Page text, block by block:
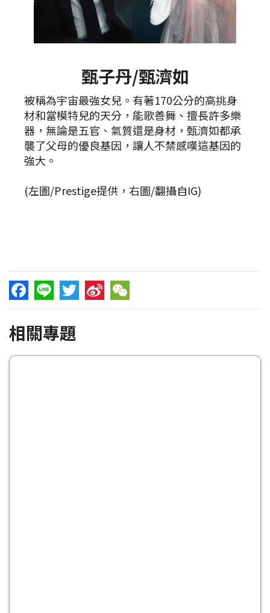
甄子丹/甄濟如
被稱為宇宙最強女兒。有著170公分的高挑身
材和當模特兒的天分，能歌善舞、擅長許多樂
器，無論是五官、氣質還是身材，甄濟如都承
襲了父母的優良基因，讓人不禁感嘆這基因的
強大。
(左圖/Prestige提供，右圖/翻攝自IG)
Facebook
Line TwitterSina WeChat
相關專題